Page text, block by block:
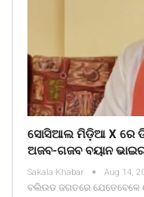
ସୋସିଆଲ ମିଡ଼ିଆ X ରେ
ଅଜବ-ଗଜବ ବୟାନ
Sakala Khabar Aug 14,
ବଲିଉଡ ଜଗତରେ ଯେତେବେଳେ